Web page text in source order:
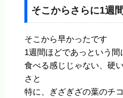
そこからさらに1週
そこから早かったです
1週間ほどであっという間
食べる感じじゃない、硬
さと
特に、ぎざぎざの葉のチ